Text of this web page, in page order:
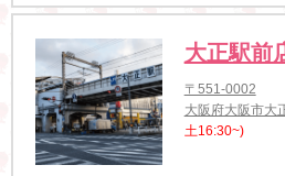
大正駅前
〒551-0002
大阪府大阪市大
土16:30~)